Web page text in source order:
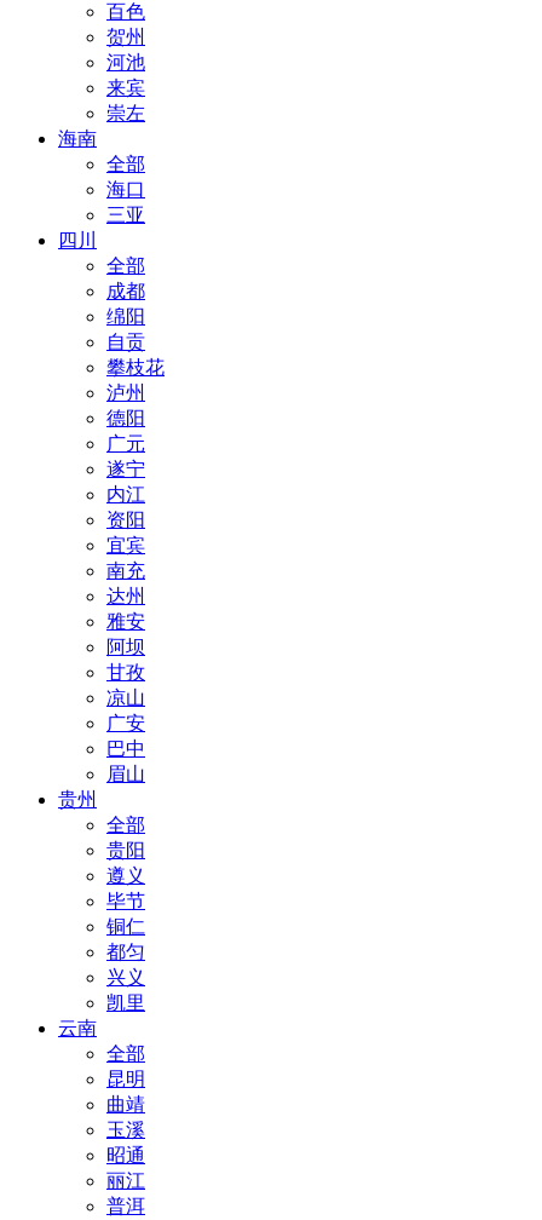
百色
贺州
河池
来宾
崇左
海南
全部
海口
三亚
四川
全部
成都
绵阳
自贡
攀枝花
泸州
德阳
广元
遂宁
内江
资阳
宜宾
南充
达州
雅安
阿坝
甘孜
凉山
广安
巴中
眉山
贵州
全部
贵阳
遵义
毕节
铜仁
都匀
兴义
凯里
云南
全部
昆明
曲靖
玉溪
昭通
丽江
普洱